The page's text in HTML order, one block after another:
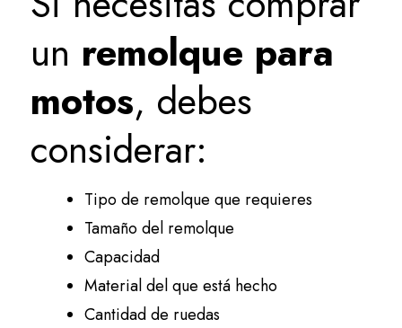
un remolque para
motos, debes
considerar:
Tipo de remolque que requieres
Tamaño del remolque
Capacidad
Material del que está hecho
Cantidad de ruedas